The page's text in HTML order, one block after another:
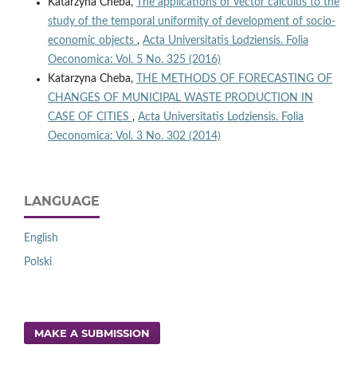
Katarzyna Cheba,
The applications of vector calculus to the
study of the temporal uniformity of development of socio-
economic objects , Acta Universitatis Lodziensis. Folia
Oeconomica: Vol. 5 No. 325 (2016)
Katarzyna Cheba,
THE METHODS OF FORECASTING OF
CHANGES OF MUNICIPAL WASTE PRODUCTION IN
CASE OF CITIES , Acta Universitatis Lodziensis. Folia
Oeconomica: Vol. 3 No. 302 (2014)
LANGUAGE
English
Polski
MAKE A SUBMISSION